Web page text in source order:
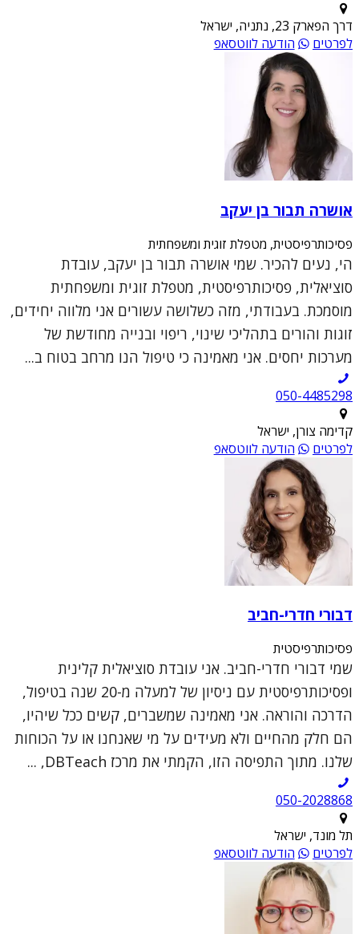
דרך הפארק 23, נתניה, ישראל
לפרטים
הודעה לווטסאפ
אושרה תבור בן יעקב
פסיכותרפיסטית, מטפלת זוגית ומשפחתית
הי, נעים להכיר. שמי אושרה תבור בן יעקב, עובדת
סוציאלית, פסיכותרפיסטית, מטפלת זוגית ומשפחתית
מוסמכת. בעבודתי, מזה כשלושה עשורים אני מלווה יחידים,
זוגות והורים בתהליכי שינוי, ריפוי ובנייה מחודשת של
מערכות יחסים. אני מאמינה כי טיפול הנו מרחב בטוח ב...
050-4485298
קדימה צורן, ישראל
לפרטים
הודעה לווטסאפ
דבורי חדרי-חביב
פסיכותרפיסטית
שמי דבורי חדרי-חביב. אני עובדת סוציאלית קלינית
ופסיכותרפיסטית עם ניסיון של למעלה מ-20 שנה בטיפול,
הדרכה והוראה. אני מאמינה שמשברים, קשים ככל שיהיו,
הם חלק מהחיים ולא מעידים על מי שאנחנו או על הכוחות
שלנו. מתוך התפיסה הזו, הקמתי את מרכז DBTeach, ...
050-2028868
תל מונד, ישראל
לפרטים
הודעה לווטסאפ